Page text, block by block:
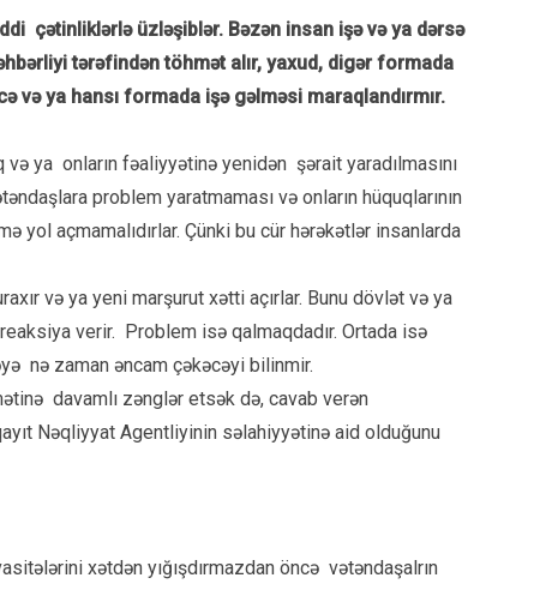
çətinliklərlə üzləşiblər. Bəzən insan işə və ya dərsə
tərəfindən töhmət alır, yaxud, digər formada
və ya hansı formada işə gəlməsi maraqlandırmır.
ya onların fəaliyyətinə yenidən şərait yaradılmasını
problem yaratmaması və onların hüquqlarının
yol açmamalıdırlar. Çünki bu cür hərəkətlər insanlarda
və ya yeni marşurut xətti açırlar. Bunu dövlət və ya
verir. Problem isə qalmaqdadır. Ortada isə
nə zaman əncam çəkəcəyi bilinmir.
davamlı zənglər etsək də, cavab verən
Nəqliyyat Agentliyinin səlahiyyətinə aid olduğunu
xətdən yığışdırmazdan öncə vətəndaşalrın